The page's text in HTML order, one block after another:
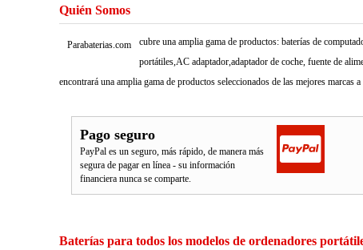
Quién Somos
Parabaterias.com
cubre una amplia gama de productos: baterías de
portátiles,AC adaptador,adaptador de coche, fuente de
encontrará una amplia gama de productos seleccionados de las mejores marcas
Pago seguro
PayPal es un seguro, más rápido, de manera más
segura de pagar en línea - su información
financiera nunca se comparte.
Baterías para todos los modelos de ordenadores